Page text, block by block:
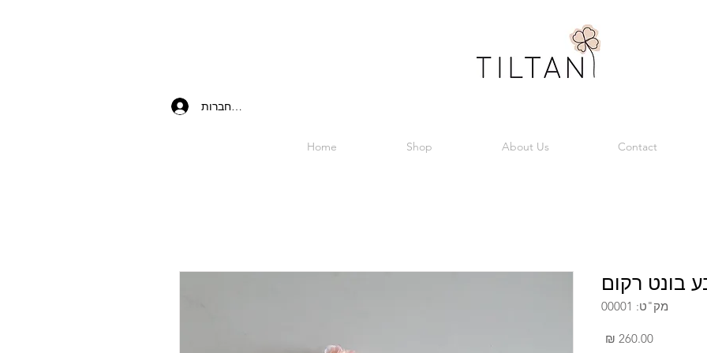
להתחברות
Home Shop About Us Contact
בונט רקום
מק"ט: 00001